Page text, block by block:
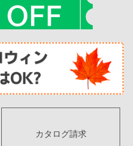
カタログ請求